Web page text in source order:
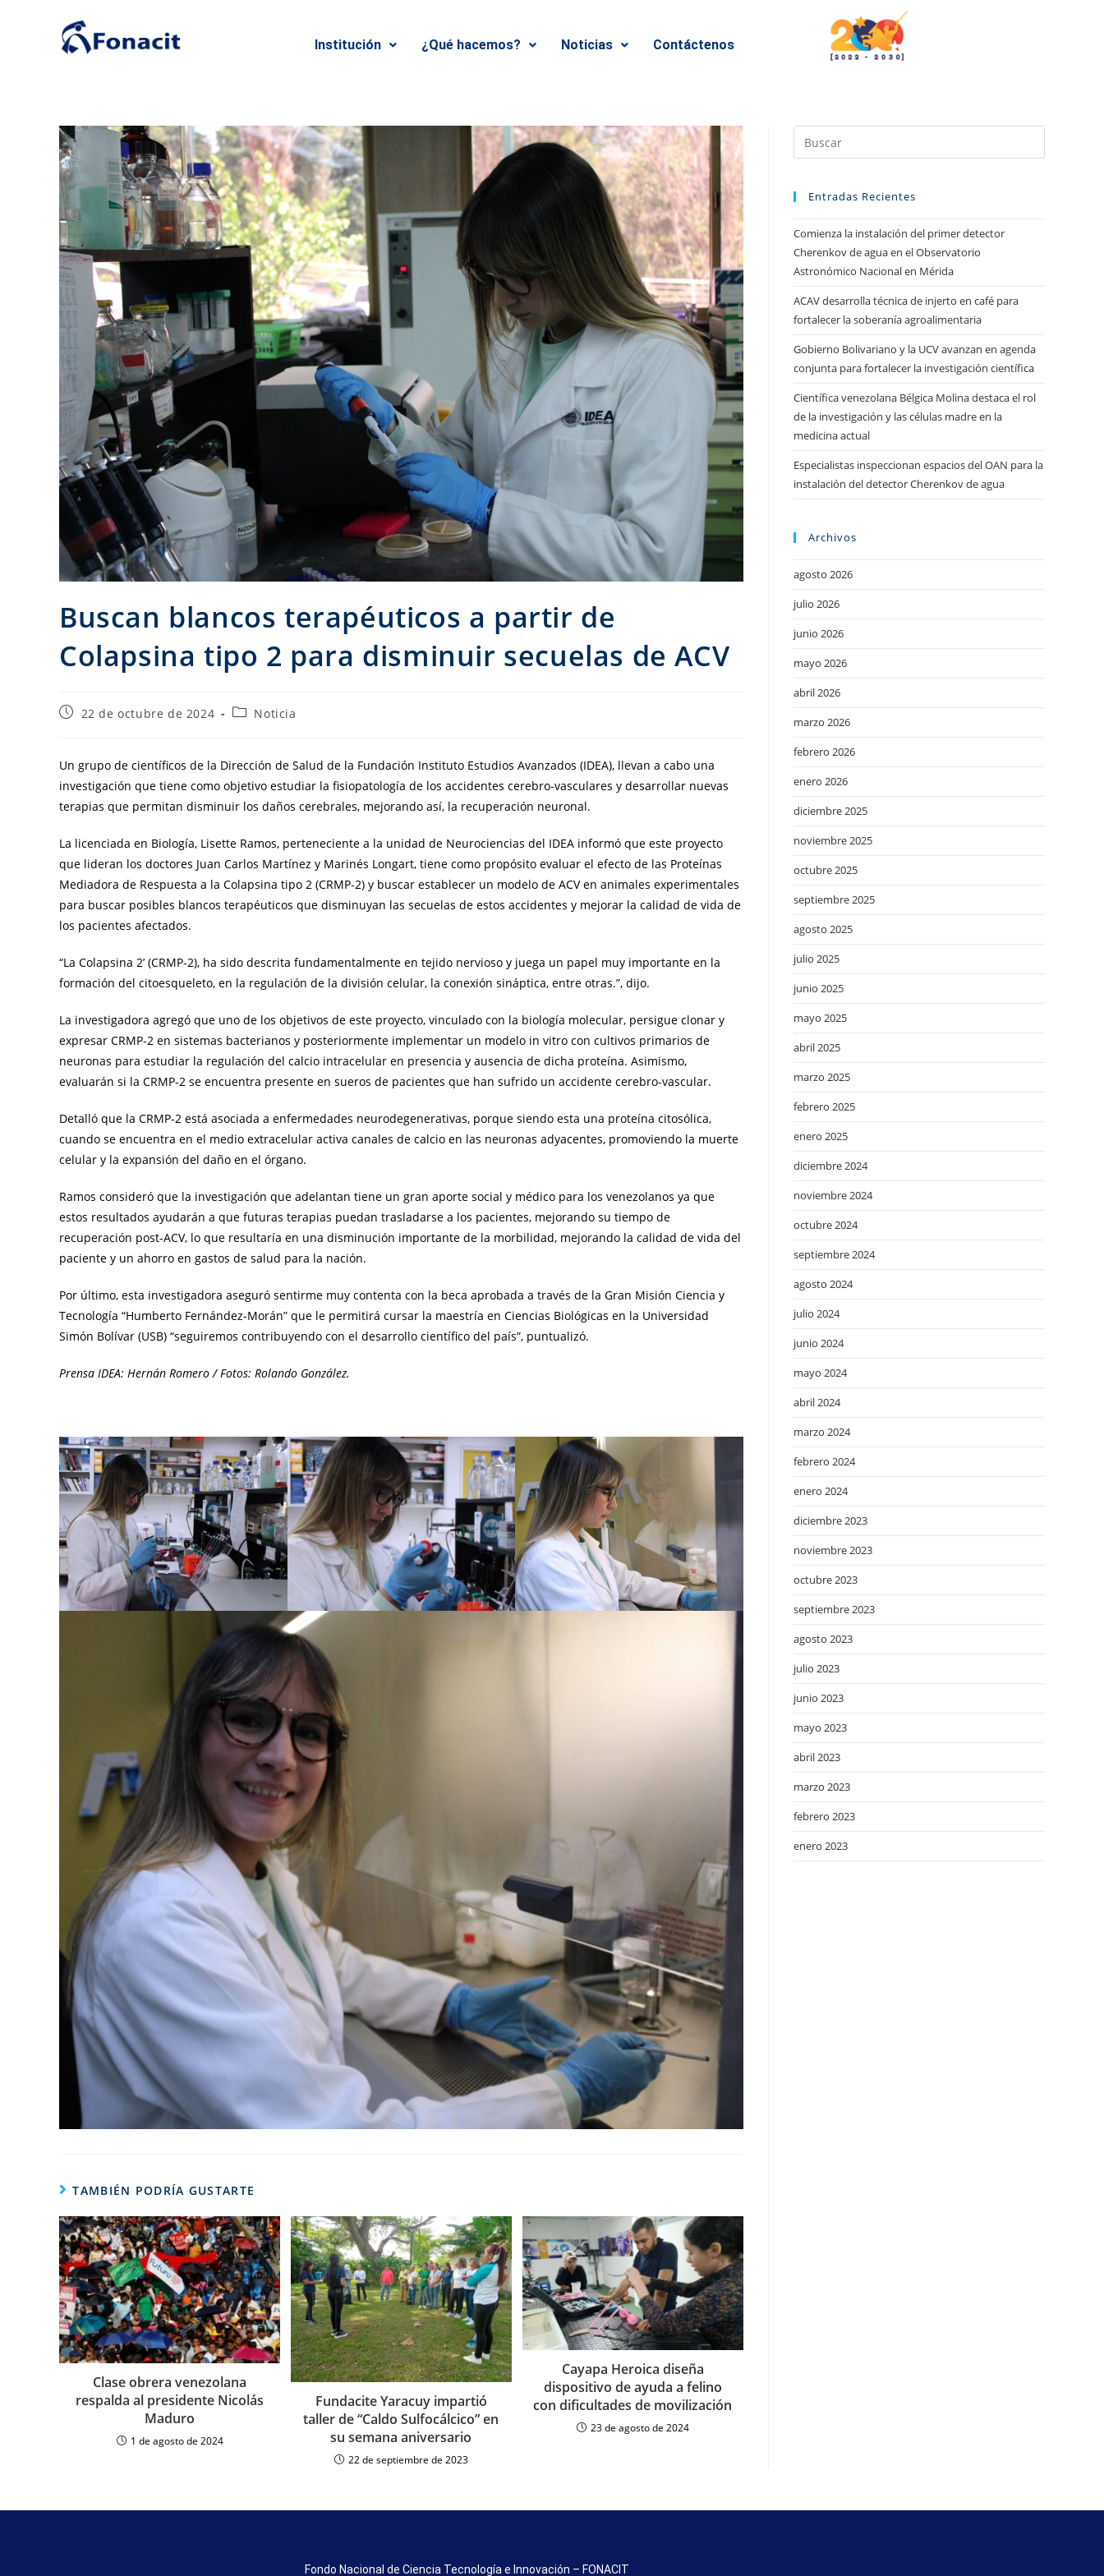
Institución ¿Qué hacemos? Noticias Contáctenos
Buscan blancos terapéuticos a partir de
Colapsina tipo 2 para disminuir secuelas de ACV
22 de octubre de 2024 Noticia
Un grupo de científicos de la Dirección de Salud de la Fundación Instituto Estudios Avanzados (IDEA), llevan a cabo una
investigación que tiene como objetivo estudiar la fisiopatología de los accidentes cerebro-vasculares y desarrollar nuevas
terapias que permitan disminuir los daños cerebrales, mejorando así, la recuperación neuronal.
La licenciada en Biología, Lisette Ramos, perteneciente a la unidad de Neurociencias del IDEA informó que este proyecto
que lideran los doctores Juan Carlos Martínez y Marinés Longart, tiene como propósito evaluar el efecto de las Proteínas
Mediadora de Respuesta a la Colapsina tipo 2 (CRMP-2) y buscar establecer un modelo de ACV en animales experimentales
para buscar posibles blancos terapéuticos que disminuyan las secuelas de estos accidentes y mejorar la calidad de vida de
los pacientes afectados.
“La Colapsina 2’ (CRMP-2), ha sido descrita fundamentalmente en tejido nervioso y juega un papel muy importante en la
formación del citoesqueleto, en la regulación de la división celular, la conexión sináptica, entre otras.”, dijo.
La investigadora agregó que uno de los objetivos de este proyecto, vinculado con la biología molecular, persigue clonar y
expresar CRMP-2 en sistemas bacterianos y posteriormente implementar un modelo in vitro con cultivos primarios de
neuronas para estudiar la regulación del calcio intracelular en presencia y ausencia de dicha proteína. Asimismo,
evaluarán si la CRMP-2 se encuentra presente en sueros de pacientes que han sufrido un accidente cerebro-vascular.
Detalló que la CRMP-2 está asociada a enfermedades neurodegenerativas, porque siendo esta una proteína citosólica,
cuando se encuentra en el medio extracelular activa canales de calcio en las neuronas adyacentes, promoviendo la muerte
celular y la expansión del daño en el órgano.
Ramos consideró que la investigación que adelantan tiene un gran aporte social y médico para los venezolanos ya que
estos resultados ayudarán a que futuras terapias puedan trasladarse a los pacientes, mejorando su tiempo de
recuperación post-ACV, lo que resultaría en una disminución importante de la morbilidad, mejorando la calidad de vida del
paciente y un ahorro en gastos de salud para la nación.
Por último, esta investigadora aseguró sentirme muy contenta con la beca aprobada a través de la Gran Misión Ciencia y
Tecnología “Humberto Fernández-Morán” que le permitirá cursar la maestría en Ciencias Biológicas en la Universidad
Simón Bolívar (USB) “seguiremos contribuyendo con el desarrollo científico del país”, puntualizó.
Prensa IDEA: Hernán Romero / Fotos: Rolando González.
TAMBIÉN PODRÍA GUSTARTE
Clase obrera venezolana
respalda al presidente Nicolás
Maduro
1 de agosto de 2024
Fundacite Yaracuy impartió
taller de “Caldo Sulfocálcico” en
su semana aniversario
22 de septiembre de 2023
Cayapa Heroica diseña
dispositivo de ayuda a felino
con dificultades de movilización
23 de agosto de 2024
Entradas Recientes
Comienza la instalación del primer detector
Cherenkov de agua en el Observatorio
Astronómico Nacional en Mérida
ACAV desarrolla técnica de injerto en café para
fortalecer la soberanía agroalimentaria
Gobierno Bolivariano y la UCV avanzan en agenda
conjunta para fortalecer la investigación científica
Científica venezolana Bélgica Molina destaca el rol
de la investigación y las células madre en la
medicina actual
Especialistas inspeccionan espacios del OAN para la
instalación del detector Cherenkov de agua
Archivos
agosto 2026
julio 2026
junio 2026
mayo 2026
abril 2026
marzo 2026
febrero 2026
enero 2026
diciembre 2025
noviembre 2025
octubre 2025
septiembre 2025
agosto 2025
julio 2025
junio 2025
mayo 2025
abril 2025
marzo 2025
febrero 2025
enero 2025
diciembre 2024
noviembre 2024
octubre 2024
septiembre 2024
agosto 2024
julio 2024
junio 2024
mayo 2024
abril 2024
marzo 2024
febrero 2024
enero 2024
diciembre 2023
noviembre 2023
octubre 2023
septiembre 2023
agosto 2023
julio 2023
junio 2023
mayo 2023
abril 2023
marzo 2023
febrero 2023
enero 2023
Fondo Nacional de Ciencia Tecnología e Innovación – FONACIT